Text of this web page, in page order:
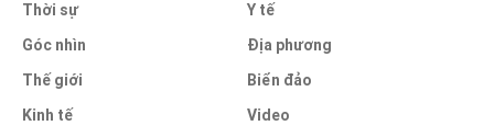
Thời sự
Góc nhìn
Thế giới
Kinh tế
Y tế
Địa phương
Biển đảo
Video